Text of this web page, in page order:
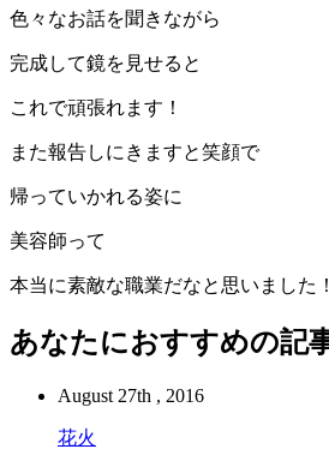
色々なお話を聞きながら
完成して鏡を見せると
これで頑張れます！
また報告しにきますと笑顔で
帰っていかれる姿に
美容師って
本当に素敵な職業だなと思いました！
あなたにおすすめの記
August 27th , 2016
花火